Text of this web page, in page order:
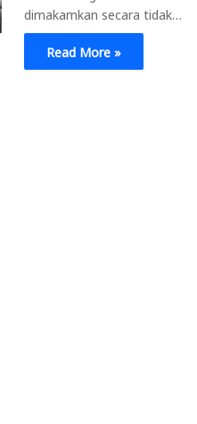
dimakamkan secara tidak…
Read More »